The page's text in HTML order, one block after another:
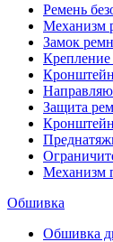
Ремень
Механизм
Замок
Крепление
Кронштейн
Защита
Кронштейн
Механизм
Обшивка
Обшивка